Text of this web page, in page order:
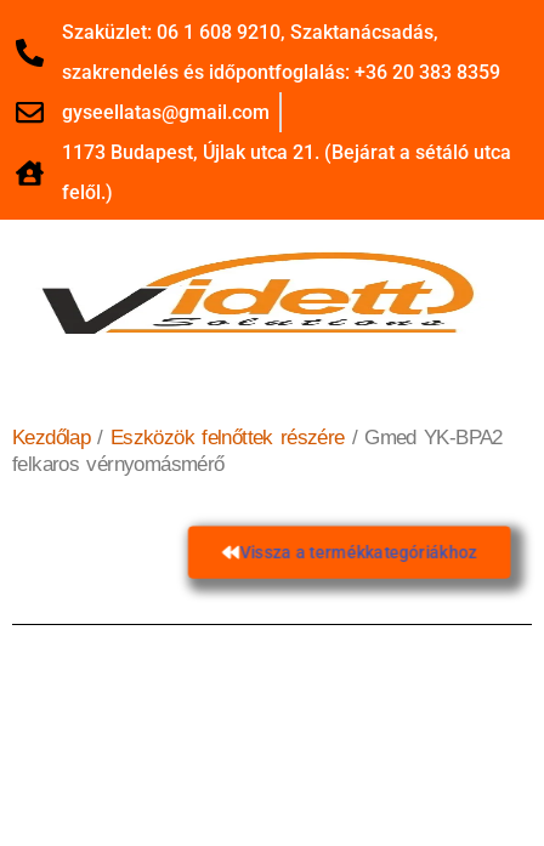
Szaküzlet: 06 1 608 9210, Szaktanácsadás,
szakrendelés és időpontfoglalás: +36 20 383 8359
gyseellatas@gmail.com
1173 Budapest, Újlak utca 21. (Bejárat a sétáló utca
felől.)
Kezdőlap/ Eszközök felnőttek részére/ Gmed YK-BPA2
felkaros vérnyomásmérő
Vissza a termékkategóriákhoz